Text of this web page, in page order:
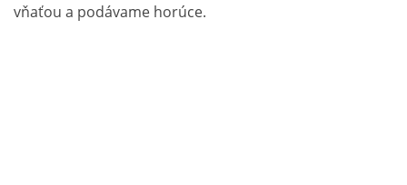
vňaťou a podávame horúce.